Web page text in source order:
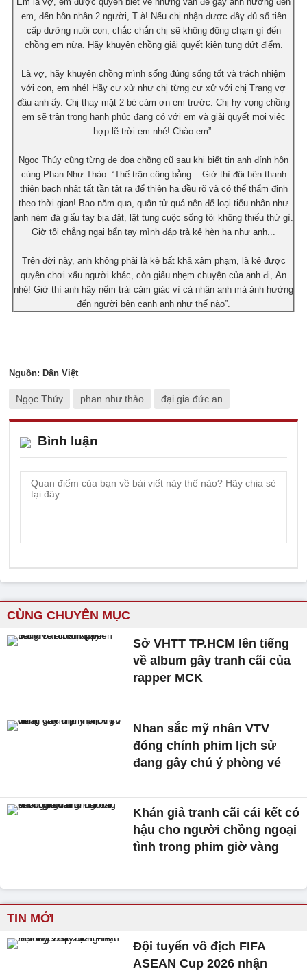
em, đến hôn nhân 2 người, T à! Nếu chị nhận được đầy đủ số tiền
cấp dưỡng nuôi con, chắc chắn chị sẽ không động chạm gì đến
chồng em nữa. Hãy khuyên chồng giải quyết kiện tụng dứt điểm.
Là vợ, hãy khuyên chồng mình sống đúng sống tốt và trách nhiệm
với con, em nhé! Hãy cư xử như chị từng cư xử với chị Trang vợ
đầu anh ấy. Chị thay mặt 2 bé cám ơn em trước. Chị hy vọng chồng
em sẽ trân trọng hạnh phúc đang có với em và giải quyết mọi việc
hợp lẽ trời em nhé! Chào em”.
Ngọc Thúy cũng từng đe dọa chồng cũ sau khi biết tin anh đính hôn
cùng Phan Như Thảo: “Thế trận công bằng... Giờ thì đôi bên thanh
thiên bạch nhật tất tần tật ra để thiên hạ đều rõ và có thể thẩm định
theo thời gian! Bao năm qua, quân tử quá nên để loại tiểu nhân như
anh ném đá giấu tay bịa đặt, lật tung cuộc sống tôi không thiếu thứ gì.
Giờ tôi chẳng ngại bẩn tay mình đáp trả kẻ hèn hạ như anh...
Trên đời này, anh không phải là kẻ bất khả xâm phạm, là kẻ được
quyền chơi xấu người khác, còn giấu nhẹm chuyện của anh đi, An
nhé! Giờ thì anh hãy nếm trải cảm giác vì cá nhân anh mà ảnh hưởng
đến người bên cạnh anh như thế nào”.
Nguồn: Dân Việt
Ngọc Thúy phan như thảo đại gia đức an
Bình luận
CÙNG CHUYÊN MỤC
Sở VHTT TP.HCM lên tiếng
về album gây tranh cãi của
rapper MCK
Nhan sắc mỹ nhân VTV
đóng chính phim lịch sử
đang gây chú ý phòng vé
Khán giả tranh cãi cái kết có
hậu cho người chồng ngoại
tình trong phim giờ vàng
TIN MỚI
Đội tuyển vô địch FIFA
ASEAN Cup 2026 nhận